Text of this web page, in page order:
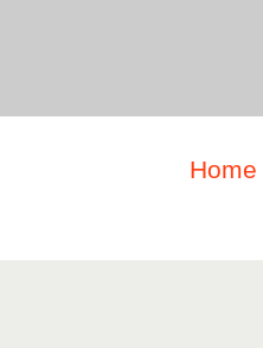
Home